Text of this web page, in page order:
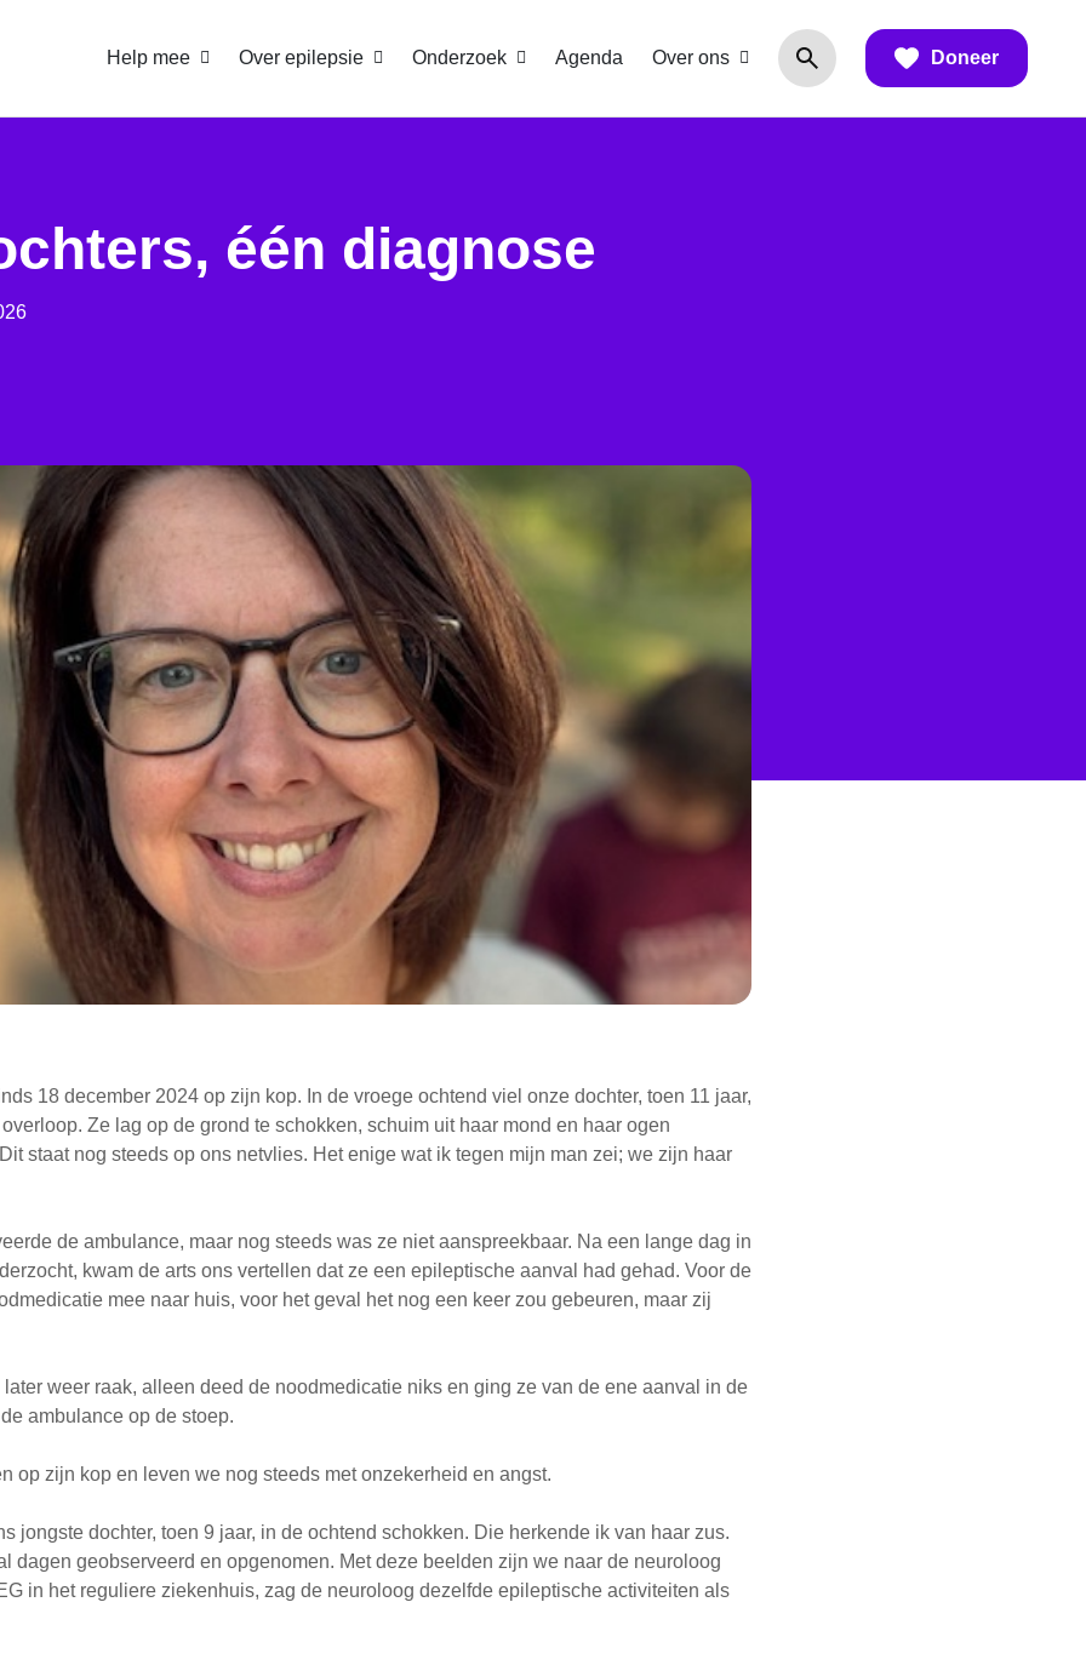
Help mee Over epilepsie Onderzoek Agenda Over ons Doneer
één diagnose
18 december 2024 op zijn kop. In de vroege ochtend viel onze dochter, toen 11 jaar,
Ze lag op de grond te schokken, schuim uit haar mond en haar ogen
staat nog steeds op ons netvlies. Het enige wat ik tegen mijn man zei; we zijn haar
de ambulance, maar nog steeds was ze niet aanspreekbaar. Na een lange dag in
kwam de arts ons vertellen dat ze een epileptische aanval had gehad. Voor de
mee naar huis, voor het geval het nog een keer zou gebeuren, maar zij
weer raak, alleen deed de noodmedicatie niks en ging ze van de ene aanval in de
ambulance op de stoep.
op zijn kop en leven we nog steeds met onzekerheid en angst.
jongste dochter, toen 9 jaar, in de ochtend schokken. Die herkende ik van haar zus.
dagen geobserveerd en opgenomen. Met deze beelden zijn we naar de neuroloog
in het reguliere ziekenhuis, zag de neuroloog dezelfde epileptische activiteiten als